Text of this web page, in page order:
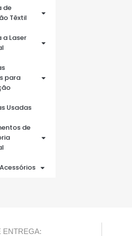
de
Têxtil
a Laser
para
Usadas
de
ENTREGA: